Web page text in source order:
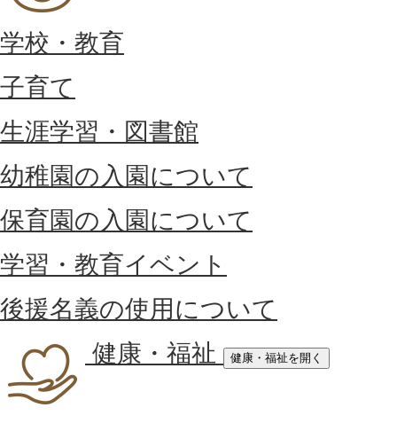
学校・教育
子育て
生涯学習・図書館
幼稚園の入園について
保育園の入園について
学習・教育イベント
後援名義の使用について
健康・福祉
健康・福祉を開く